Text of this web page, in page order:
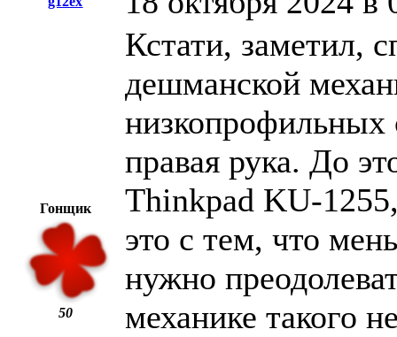
Гонщик
50
Кстати, заметил,
дешманской
низкопрофильных
правая рука. До
Thinkpad KU-1255,
это с тем, что
нужно
механике такого